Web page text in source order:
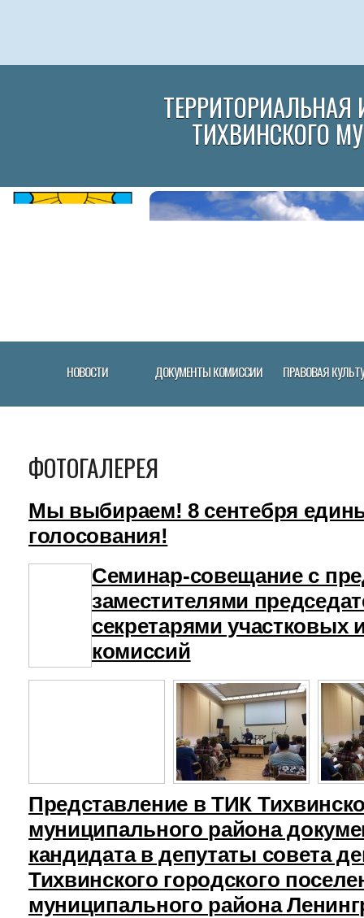
ТИХВИНСКОГО
НОВОСТИ ДОКУМЕНТЫ КОМИССИИ ПРАВОВАЯ
ФОТОГАЛЕРЕЯ
Мы выбираем! 8 сентебря
голосования!
Семинар-совещание с
заместителями
секретарями участковых
комиссий
Представление в ТИК
муниципального района
кандидата в депутаты совета
Тихвинского городского
муниципального района